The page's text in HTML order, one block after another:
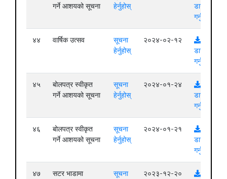
गर्ने आशयको सूचना
हेर्नुहोस्
डाउनलोड
गर्नुहोस्
४४ वार्षिक उत्सव
सूचना
हेर्नुहोस्
२०२४-०२-१२
डाउनलोड
गर्नुहोस्
४५
बोलपत्र स्वीकृत
गर्ने आशयको सूचना
सूचना
हेर्नुहोस्
२०२४-०१-२४
डाउनलोड
गर्नुहोस्
४६
बोलपत्र स्वीकृत
गर्ने आशयको सूचना
सूचना
हेर्नुहोस्
२०२४-०१-२१
डाउनलोड
गर्नुहोस्
४७
सटर भाडामा
सूचना
२०२३-१२-२०